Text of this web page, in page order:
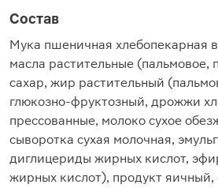
Состав
Мука пшеничная хлебопекарная
масла растительные (пальмовое,
сахар, жир растительный
глюкозно-фруктозный, дрожжи
прессованные, молоко сухое
сыворотка сухая молочная,
диглицериды жирных кислот,
жирных кислот), продукт яичный,